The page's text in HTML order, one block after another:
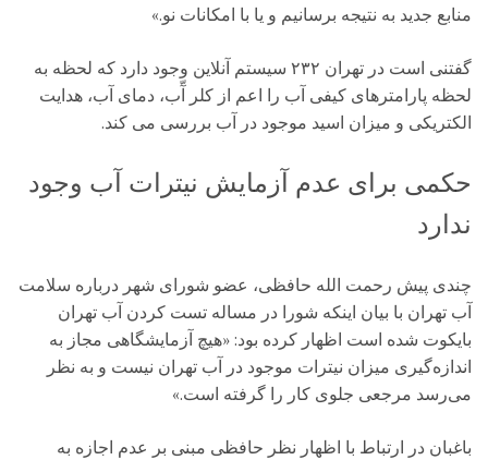
منابع جدید به نتیجه برسانیم و یا با امکانات نو.»
گفتنی است در تهران ۲۳۲ سیستم آنلاین وجود دارد که لحظه به
لحظه پارامترهای کیفی آب را اعم از کلر آّب، دمای آب، هدایت
الکتریکی و میزان اسید موجود در آب بررسی می کند.
حکمی برای عدم آزمایش نیترات آب وجود
ندارد
چندی پیش رحمت الله حافظی، عضو شورای شهر درباره سلامت
آب تهران با بیان اینکه شورا در مساله تست کردن آب تهران
بایکوت شده است اظهار کرده بود: «هیچ آزمایشگاهی مجاز به
اندازه‌گیری میزان نیترات موجود در آب تهران نیست و به نظر
می‌رسد مرجعی جلوی کار را گرفته است.»
باغبان در ارتباط با اظهار نظر حافظی مبنی بر عدم اجازه به